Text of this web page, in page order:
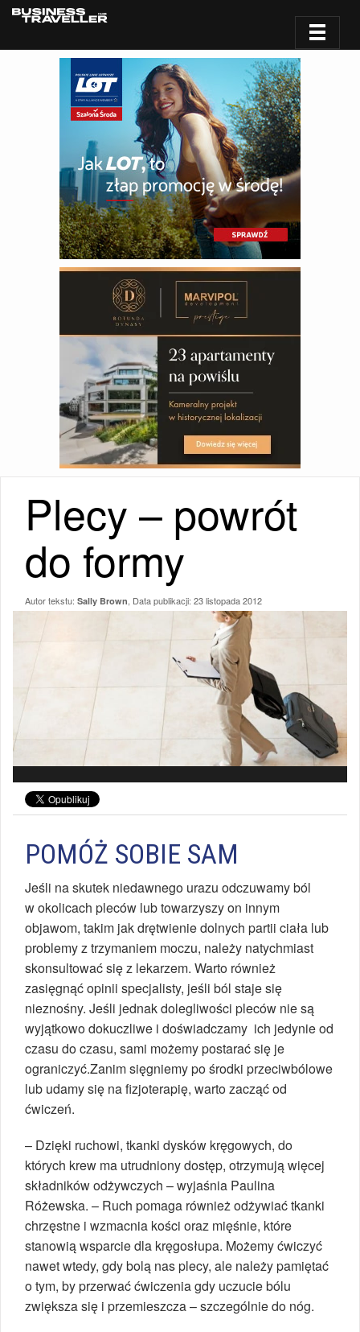
Plecy – powrót
do formy
Autor tekstu: Sally Brown , Data publikacji: 23 listopada 2012
POMÓŻ SOBIE SAM
Jeśli na skutek niedawnego urazu odczuwamy ból
w okolicach pleców lub towarzyszy on innym
objawom, takim jak drętwienie dolnych partii ciała lub
problemy z trzymaniem moczu, należy natychmiast
skonsultować się z lekarzem. Warto również
zasięgnąć opinii specjalisty, jeśli ból staje się
nieznośny. Jeśli jednak dolegliwości pleców nie są
wyjątkowo dokuczliwe i doświadczamy ich jedynie od
czasu do czasu, sami możemy postarać się je
ograniczyć.Zanim sięgniemy po środki przeciwbólowe
lub udamy się na fizjoterapię, warto zacząć od
ćwiczeń.
– Dzięki ruchowi, tkanki dysków kręgowych, do
których krew ma utrudniony dostęp, otrzymują więcej
składników odżywczych – wyjaśnia Paulina
Różewska. – Ruch pomaga również odżywiać tkanki
chrzęstne i wzmacnia kości oraz mięśnie, które
stanowią wsparcie dla kręgosłupa. Możemy ćwiczyć
nawet wtedy, gdy bolą nas plecy, ale należy pamiętać
o tym, by przerwać ćwiczenia gdy uczucie bólu
zwiększa się i przemieszcza – szczególnie do nóg.